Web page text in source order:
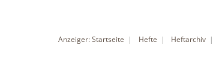
Anzeiger: Startseite Hefte Heftarchiv